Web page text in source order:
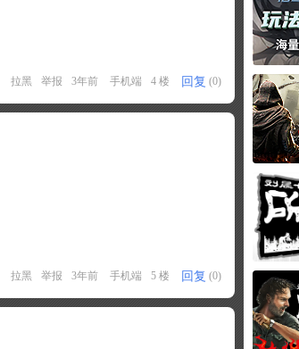
拉黑 举报 3年前 手机端 4 楼 回复 (0)
拉黑 举报 3年前 手机端 5 楼 回复 (0)